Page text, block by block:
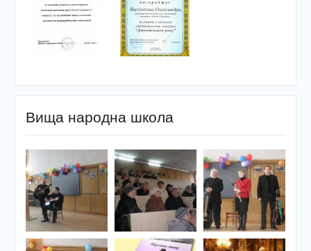
Вища народна школа